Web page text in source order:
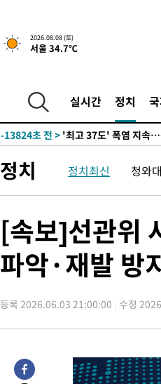
2026.08.08 (토)
서울 34.7℃
실시간 정치
-6950초 전 > [속보]뉴욕증시 상승 마
주 날씨]
-26686초 전 >
축구협회 "압수수색·
-25203초 전 >
송"
-13824초 전 > '최고 37도' 폭염 지속…
-29668초 전 >
극한폭염 한풀 꺾이지
-26686초 전 >축구협회 "압수수색·
송"
-13824초 전 >
'최고 37도' 폭염 지속
-6950초 전 >
[속보]뉴욕증시 상승 마
정치 정치최신 청와대
[속보]선관위
파악·재발 방
등록 2026.06.03 21:00:00 수정